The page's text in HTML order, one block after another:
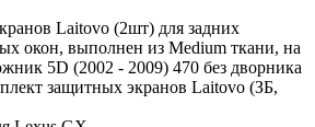
Laitovo (2шт) для задних
окон, выполнен из Medium ткани, на
5D (2002 - 2009) 470 без дворника
защитных экранов Laitovo (ЗБ,